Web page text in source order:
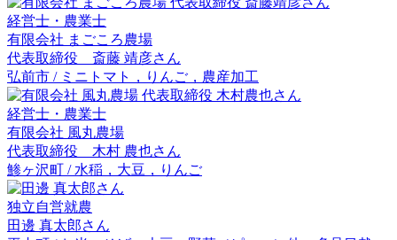
経営士・農業士
有限会社 まごころ農場
代表取締役 斎藤 靖彦さん
弘前市 / ミニトマト，りんご，農産加工
経営士・農業士
有限会社 風丸農場
代表取締役 木村 農也さん
鯵ヶ沢町 / 水稲，大豆，りんご
独立自営就農
田邊 真太郎さん